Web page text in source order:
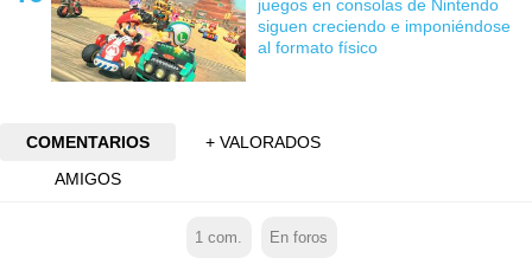
juegos en consolas de Nintendo
siguen creciendo e imponiéndose
al formato físico
COMENTARIOS
+ VALORADOS
AMIGOS
1 com. En foros